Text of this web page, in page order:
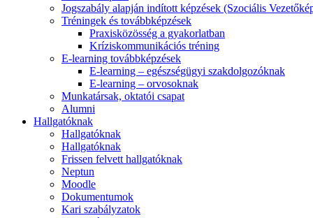
Jogszabály alapján indított képzések (Szociális
Tréningek és továbbképzések
Praxisközösség a gyakorlatban
Kríziskommunikációs tréning
E-learning továbbképzések
E-learning – egészségügyi szakdolgozóknak
E-learning – orvosoknak
Munkatársak, oktatói csapat
Alumni
Hallgatóknak
Hallgatóknak
Hallgatóknak
Frissen felvett hallgatóknak
Neptun
Moodle
Dokumentumok
Kari szabályzatok